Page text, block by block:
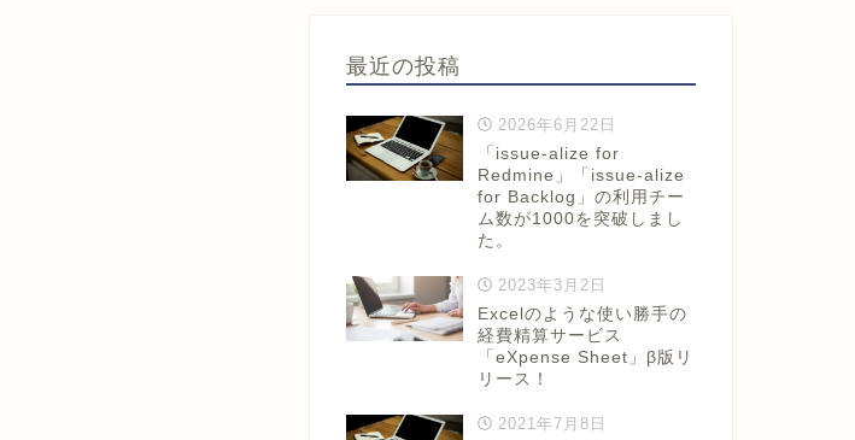
最近の投稿
2026年6月22日
「issue-alize for
Redmine」「issue-alize
for Backlog」の利用チー
ム数が1000を突破しまし
た。
2023年3月2日
Excelのような使い勝手の
経費精算サービス
「eXpense Sheet」β版リ
リース！
2021年7月8日